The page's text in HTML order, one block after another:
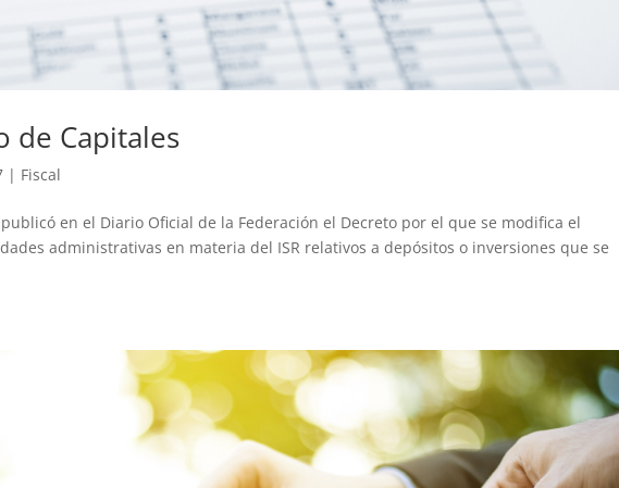
de Capitales
| Fiscal
en el Diario Oficial de la Federación el Decreto por el que se modifica el
administrativas en materia del ISR relativos a depósitos o inversiones que se